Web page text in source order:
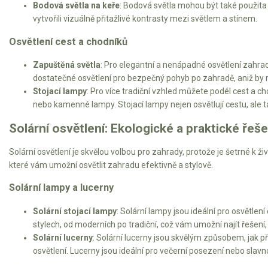
Elektrické tříkolky pro seniory
Elektrické tříkolky pracovní
Elektrické čtyřkolky
Náhradní díly
Náhradní díly pro motorové pily
Řetězové pily
Náhradní díly pro křovinořezy
Bodová světla na keře: Bodová světla mohou být také
vytvořili vizuálně přitažlivé kontrasty mezi světlem a stínem.
Osvětlení cest a chodníků
Zapuštěná světla: Pro elegantní a nenápadné osvětlení
dostatečné osvětlení pro bezpečný pohyb po zahradě, aniž by
Stojací lampy: Pro více tradiční vzhled můžete podél cest a
nebo kamenné lampy. Stojací lampy nejen osvětlují cestu, ale
Solární osvětlení: Ekologické a praktické
Solární osvětlení je skvělou volbou pro zahrady, protože je šetrné k
které vám umožní osvětlit zahradu efektivně a stylově.
Solární lampy a lucerny
Solární stojací lampy: Solární lampy jsou ideální pro
stylech, od moderních po tradiční, což vám umožní najít
Solární lucerny: Solární lucerny jsou skvělým způsobem, jak
osvětlení. Lucerny jsou ideální pro večerní posezení nebo